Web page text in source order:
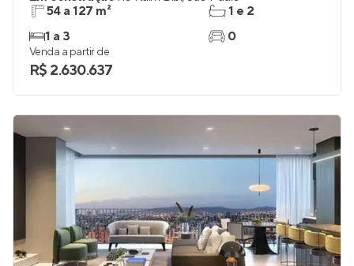
54 a 127 m²
1 a 3
1 e 2
0
Venda a partir de
R$ 2.630.637